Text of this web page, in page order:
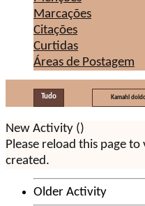
Marcações
Citações
Curtidas
Áreas de Postagem
Tudo Kamahl
New Activity ()
Please reload this page
created.
Older Activity